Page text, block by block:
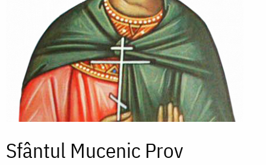
Sfântul Mucenic Prov